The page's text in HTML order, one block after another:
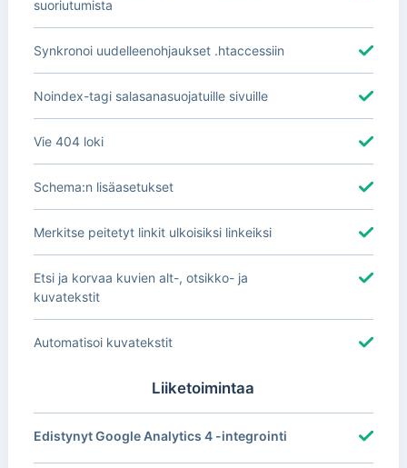
suoriutumista
Synkronoi uudelleenohjaukset .htaccessiin
Noindex-tagi salasanasuojatuille sivuille
Vie 404 loki
Schema:n lisäasetukset
Merkitse peitetyt linkit ulkoisiksi linkeiksi
Etsi ja korvaa kuvien alt-, otsikko- ja
kuvatekstit
Automatisoi kuvatekstit
Liiketoimintaa
Edistynyt Google Analytics 4 -integrointi